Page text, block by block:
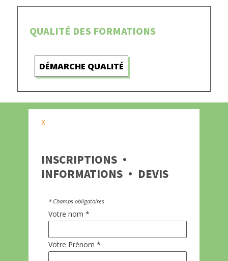
QUALITÉ DES FORMATIONS
DÉMARCHE QUALITÉ
X
INSCRIPTIONS ·
INFORMATIONS · DEVIS
* Champs obligatoires
Votre nom *
Votre Prénom *